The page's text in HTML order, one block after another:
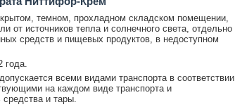
темном, прохладном складском помещении,
от источников тепла и солнечного света, отдельно
средств и пищевых продуктов, в недоступном
года.
всеми видами транспорта в соответствии
на каждом виде транспорта и
и тары.